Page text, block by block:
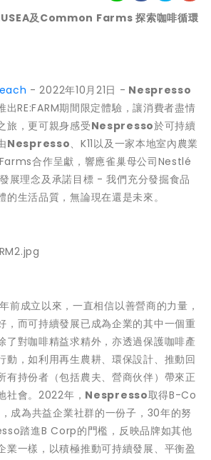
及Common Farms 探索咖啡循環
- 2022年10月21日 - Nespresso
出RE:FARM期間限定體驗，讓消費者盡情
旅，更可親身感受Nespresso於可持續
Nespresso、K11以及一家本地室內農業
合作呈獻，響應雀巢母公司Nestlé
展理念及承諾目標 - 我們充分發掘食品
的生活品質，無論現在還是未來。
前成立以來，一直相信以善營商的力量，
，而可持續發展已成為企業的其中一個重
了對咖啡精益求精外，亦透過保護咖啡產
動，如利用再生農耕、環保設計、推動回
有持份者（包括農夫、營商伙伴）帶來正
社會。2022年， Nespresso取得B-Co
成為共益企業社群的一份子，30年的努
踏進B Corp的門檻，反映品牌如其他
業一樣，以積極推動可持續發展、平衡盈